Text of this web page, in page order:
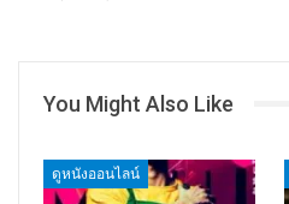
You Might Also Like
ดูหนังออนไลน์